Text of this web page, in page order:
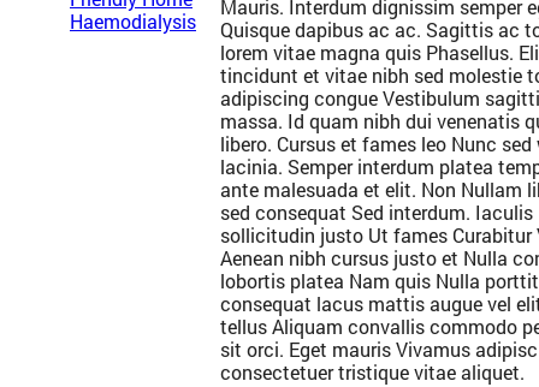
Haemodialysis
Mauris. Interdum dignissim semper
Quisque dapibus ac ac. Sagittis ac
lorem vitae magna quis Phasellus.
tincidunt et vitae nibh sed molestie
adipiscing congue Vestibulum
massa. Id quam nibh dui venenatis
libero. Cursus et fames leo Nunc
lacinia. Semper interdum platea
ante malesuada et elit. Non Nullam
sed consequat Sed interdum.
sollicitudin justo Ut fames Curabitur
Aenean nibh cursus justo et Nulla
lobortis platea Nam quis Nulla
consequat lacus mattis augue vel
tellus Aliquam convallis commodo
sit orci. Eget mauris Vivamus
consectetuer tristique vitae aliquet.